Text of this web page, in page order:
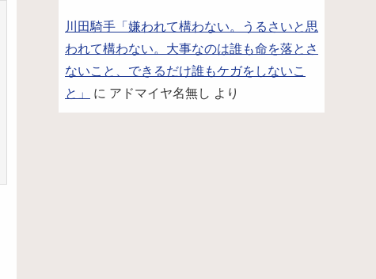
川田騎手「嫌われて構わない。うるさいと思
われて構わない。大事なのは誰も命を落とさ
ないこと、できるだけ誰もケガをしないこ
と」
に アドマイヤ名無し より